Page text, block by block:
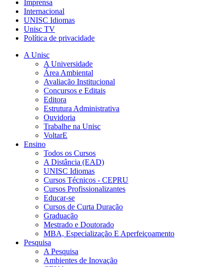
Imprensa
Internacional
UNISC Idiomas
Unisc TV
Política de privacidade
A Unisc
A Universidade
Área Ambiental
Avaliação Institucional
Concursos e Editais
Editora
Estrutura Administrativa
Ouvidoria
Trabalhe na Unisc
VoltarE
Ensino
Todos os Cursos
A Distância (EAD)
UNISC Idiomas
Cursos Técnicos - CEPRU
Cursos Profissionalizantes
Educar-se
Cursos de Curta Duração
Graduação
Mestrado e Doutorado
MBA, Especialização E Aperfeiçoamento
Pesquisa
A Pesquisa
Ambientes de Inovação